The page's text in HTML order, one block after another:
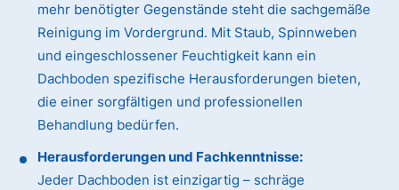
mehr benötigter Gegenstände steht die sachgemäße
Reinigung im Vordergrund. Mit Staub, Spinnweben
und eingeschlossener Feuchtigkeit kann ein
Dachboden spezifische Herausforderungen bieten,
die einer sorgfältigen und professionellen
Behandlung bedürfen.
Herausforderungen und Fachkenntnisse:
Jeder Dachboden ist einzigartig – schräge